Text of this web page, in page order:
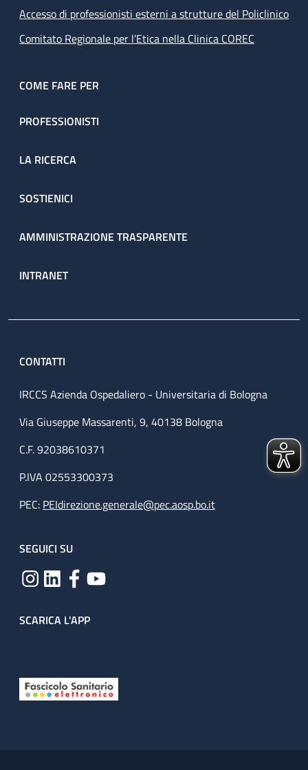
Accesso di professionisti esterni a strutture del Policlinico
Comitato Regionale per l’Etica nella Clinica COREC
COME FARE PER
PROFESSIONISTI
LA RICERCA
SOSTIENICI
AMMINISTRAZIONE TRASPARENTE
INTRANET
CONTATTI
IRCCS Azienda Ospedaliero - Universitaria di Bologna
Via Giuseppe Massarenti, 9, 40138 Bologna
C.F. 92038610371
P.IVA 02553300373
PEC: PEIdirezione.generale@pec.aosp.bo.it
SEGUICI SU
SCARICA L'APP